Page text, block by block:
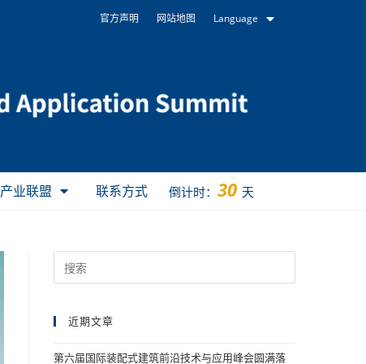
官方声明 网站地图 Language
产业联盟 联系方式 倒计时： 30 天
近期文章
第六届国际装配式建筑前沿技术与应用峰会圆满落